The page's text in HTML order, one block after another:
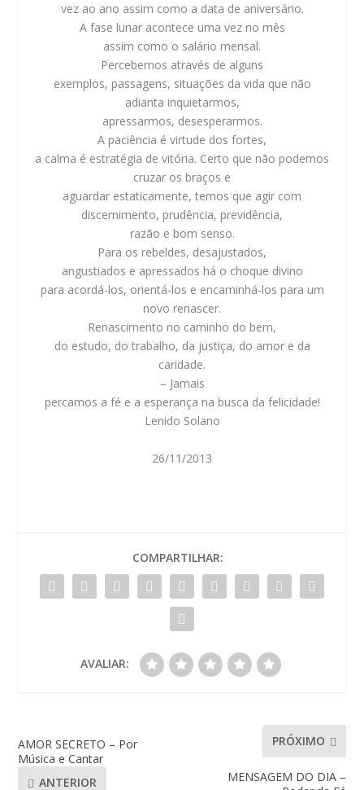
vez ao ano assim como a data de aniversário.
A fase lunar acontece uma vez no mês
assim como o salário mensal.
Percebemos através de alguns
exemplos, passagens, situações da vida que não
adianta inquietarmos,
apressarmos, desesperarmos.
A paciência é virtude dos fortes,
a calma é estratégia de vitória. Certo que não podemos
cruzar os braços e
aguardar estaticamente, temos que agir com
discernimento, prudência, previdência,
razão e bom senso.
Para os rebeldes, desajustados,
angustiados e apressados há o choque divino
para acordá-los, orientá-los e encaminhá-los para um
novo renascer.
Renascimento no caminho do bem,
do estudo, do trabalho, da justiça, do amor e da
caridade.
– Jamais
percamos a fé e a esperança na busca da felicidade!
Lenido Solano
26/11/2013
COMPARTILHAR:
AVALIAR:
AMOR SECRETO – Por
Música e Cantar
ANTERIOR
PRÓXIMO
MENSAGEM DO DIA –